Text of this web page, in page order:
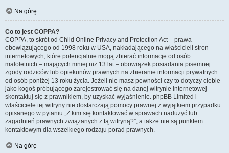
Na górę
Co to jest COPPA?
COPPA, to skrót od Child Online Privacy and Protection Act – prawa
obowiązującego od 1998 roku w USA, nakładającego na właścicieli stron
internetowych, które potencjalnie mogą zbierać informacje od osób
małoletnich – mających mniej niż 13 lat – obowiązek posiadania pisemnej
zgody rodziców lub opiekunów prawnych na zbieranie informacji prywatnych
od osób poniżej 13 roku życia. Jeżeli nie masz pewności czy to dotyczy ciebie
jako kogoś próbującego zarejestrować się na danej witrynie internetowej –
skontaktuj się z prawnikiem, by uzyskać wyjaśnienie. phpBB Limited i
właściciele tej witryny nie dostarczają pomocy prawnej z wyjątkiem przypadku
opisanego w pytaniu „Z kim się kontaktować w sprawach nadużyć lub
zagadnień prawnych związanych z tą witryną?”, a także nie są punktem
kontaktowym dla wszelkiego rodzaju porad prawnych.
Na górę